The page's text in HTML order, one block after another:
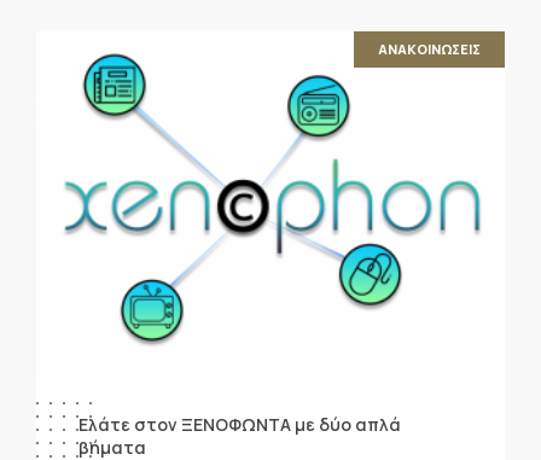
ΑΝΑΚΟΙΝΩΣΕΙΣ
Ελάτε στον ΞΕΝΟΦΩΝΤΑ με δύο απλά
βήματα